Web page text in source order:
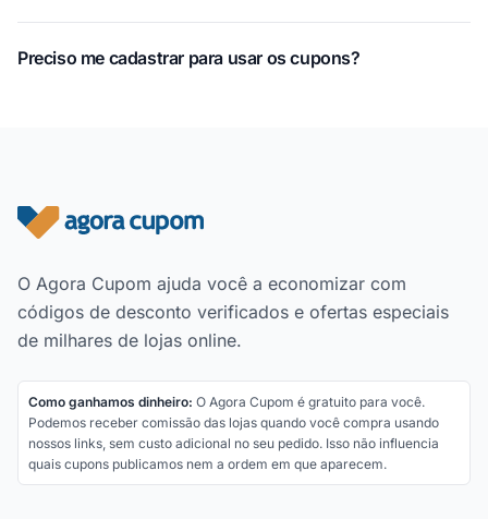
Preciso me cadastrar para usar os cupons?
Rodapé do site
O Agora Cupom ajuda você a economizar com
códigos de desconto verificados e ofertas especiais
de milhares de lojas online.
Como ganhamos dinheiro: O Agora Cupom é gratuito para você.
Podemos receber comissão das lojas quando você compra usando
nossos links, sem custo adicional no seu pedido. Isso não influencia
quais cupons publicamos nem a ordem em que aparecem.